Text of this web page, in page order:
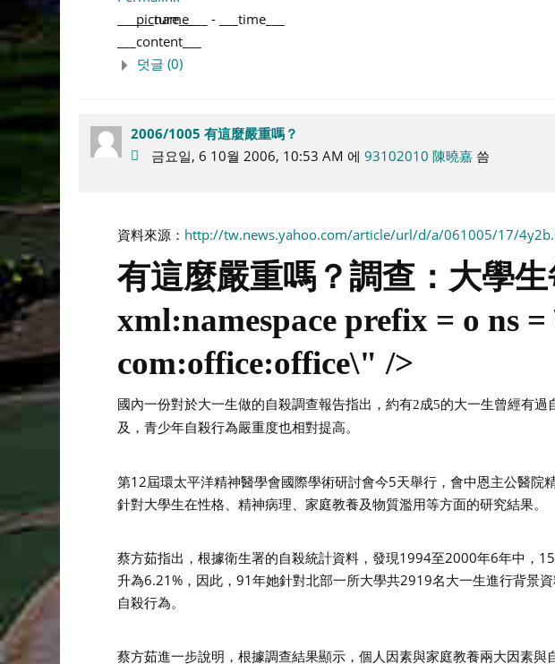
___picture___
___name___ -
___time___
___content___
덧글 (0)
2006/1005 有這麼嚴重嗎？
금요일, 6 10월 2006, 10:53 AM 에 93102010 陳曉嘉씀
資料來源： http://tw.news.yahoo.com/article/url/d/a/061005/17/
有這麼嚴重嗎？調查：大學
xml:namespace prefix = o ns
com:office:office\" />
國內一份對於大一生做的自殺調查報告指出，約有2成5的大一生曾經有過
及，青少年自殺行為嚴重度也相對提高。
第12屆環太平洋精神醫學會國際學術研討會今5天舉行，會中恩主公醫
針對大學生在性格、精神病理、家庭教養及物質濫用等方面的研究結果。
蔡方茹指出，根據衛生署的自殺統計資料，發現1994至2000年6年中，
升為6.21%，因此，91年她針對北部一所大學共2919名大一生進行背景
自殺行為。
蔡方茹進一步說明，根據調查結果顯示，個人因素與家庭教養兩大因素